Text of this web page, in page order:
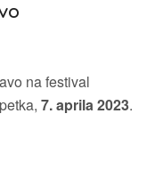
na festival
7. aprila 2023.